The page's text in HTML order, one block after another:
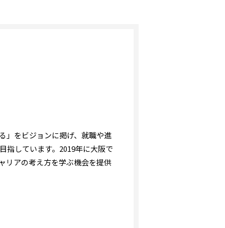
」をビジョンに掲げ、就職や進
指しています。2019年に大阪で
リアの考え方を学ぶ機会を提供